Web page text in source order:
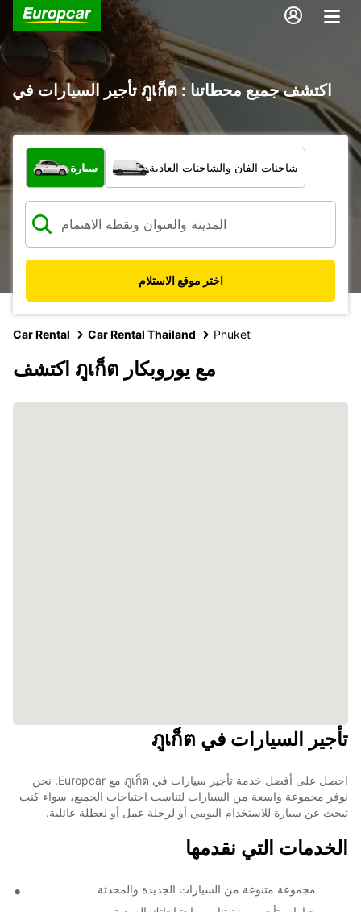
تأجير السيارات في ภูเก็ต : اكتشف جميع محطاتنا
ما نوع المركبة؟
سيارة شاحنات الفان والشاحنات العادية
اختر موقع الاستلام
Car Rental Car Rental Thailand Phuket
اكتشف ภูเก็ต مع يوروبكار
تأجير السيارات في ภูเก็ต
احصل على أفضل خدمة تأجير سيارات في ภูเก็ต مع Europcar. نحن
نوفر مجموعة واسعة من السيارات لتناسب احتياجات الجميع، سواء كنت
تبحث عن سيارة للاستخدام اليومي أو لرحلة عمل أو لعطلة عائلية.
الخدمات التي نقدمها
مجموعة متنوعة من السيارات الجديدة والمحدثة